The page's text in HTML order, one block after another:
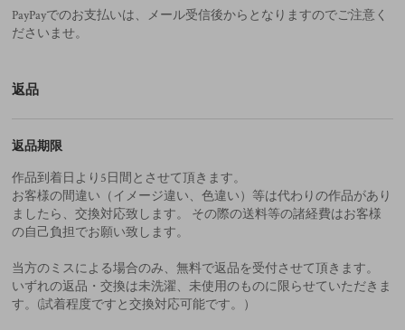
PayPayでのお支払いは、メール受信後からとなりますのでご注意く
ださいませ。
返品
返品期限
作品到着日より5日間とさせて頂きます。
お客様の間違い（イメージ違い、色違い）等は代わりの作品があり
ましたら、交換対応致します。 その際の送料等の諸経費はお客様
の自己負担でお願い致します。
当方のミスによる場合のみ、無料で返品を受付させて頂きます。
いずれの返品・交換は未洗濯、未使用のものに限らせていただきま
す。(試着程度ですと交換対応可能です。）